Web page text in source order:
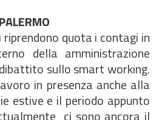
riprendono quota i contagi in
della amministrazione
sullo smart working.
in presenza anche alla
estive e il periodo appunto
ci sono ancora il